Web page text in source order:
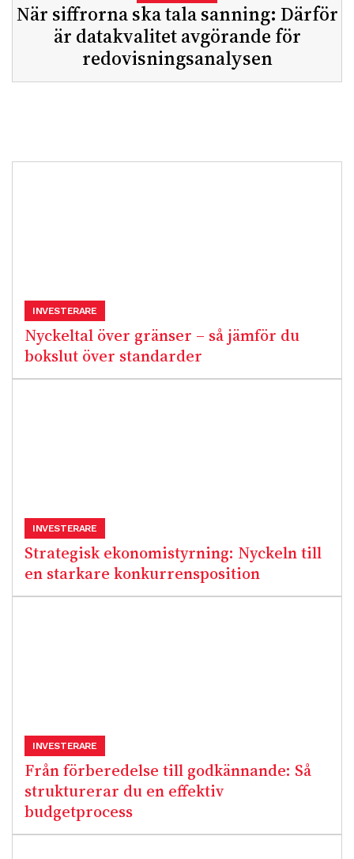
När siffrorna ska tala sanning: Därför
är datakvalitet avgörande för
redovisningsanalysen
Nyckeltal över gränser – så jämför du
bokslut över standarder
INVESTERARE
Strategisk ekonomistyrning: Nyckeln till
en starkare konkurrensposition
INVESTERARE
Från förberedelse till godkännande: Så
strukturerar du en effektiv
budgetprocess
INVESTERARE